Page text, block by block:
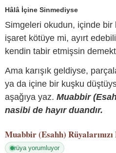
Hâlâ İçine Sinmediyse
Simgeleri okudun, içinde bir
işaret kötüye mi, ayırt
kendin tabir etmişsin
Ama karışık geldiyse,
ya da içine bir kuşku
aşağıya yaz. Muabbir
nasibi de hayır duandır.
Muabbir (Esahh)
rüya yorumluyor